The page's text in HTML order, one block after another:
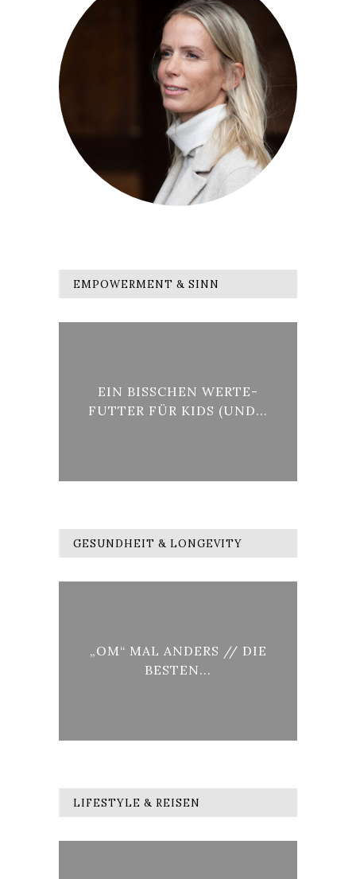
EMPOWERMENT & SINN
EIN BISSCHEN WERTE-
FUTTER FÜR KIDS (UND...
GESUNDHEIT & LONGEVITY
„OM“ MAL ANDERS // DIE
BESTEN...
LIFESTYLE & REISEN